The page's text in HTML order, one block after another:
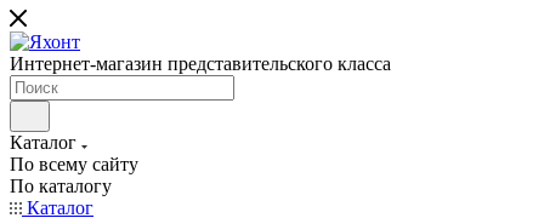
Интернет-магазин представительского класса
Каталог
По всему сайту
По каталогу
Каталог